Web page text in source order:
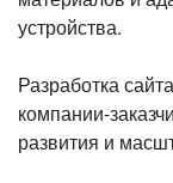
устройства.
Разработка
компании-
развития и